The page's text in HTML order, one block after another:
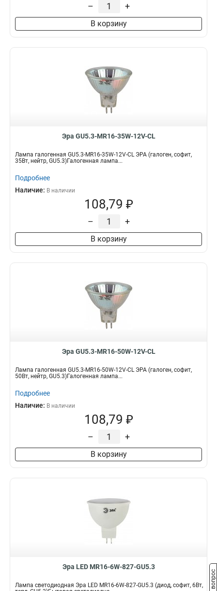
– +
В корзину
Эра GU5.3-MR16-35W-12V-CL
Лампа галогенная GU5.3-MR16-35W-12V-CL ЭРА (галоген, софит,
35Вт, нейтр, GU5.3)Галогенная лампа...
Подробнее
Наличие: В наличии
108,79 ₽
– +
В корзину
Эра GU5.3-MR16-50W-12V-CL
Лампа галогенная GU5.3-MR16-50W-12V-CL ЭРА (галоген, софит,
50Вт, нейтр, GU5.3)Галогенная лампа...
Подробнее
Наличие: В наличии
108,79 ₽
– +
В корзину
Эра LED MR16-6W-827-GU5.3
Лампа светодиодная Эра LED MR16-6W-827-GU5.3 (диод, софит, 6Вт,